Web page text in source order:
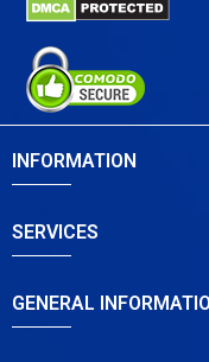
INFORMATION
SERVICES
GENERAL